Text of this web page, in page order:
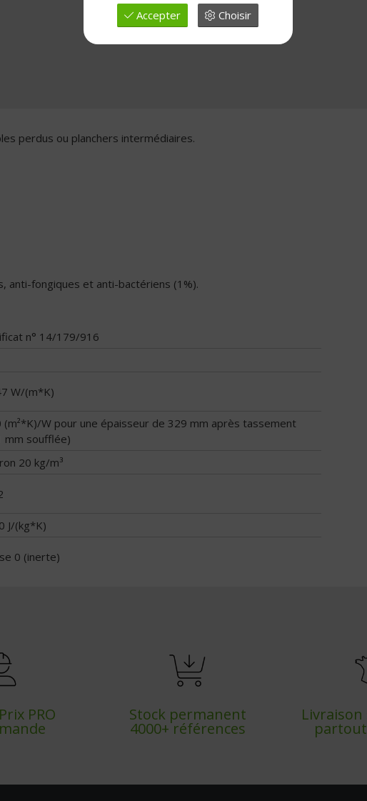
perdus ou planchers intermédiaires.
anti-fongiques et anti-bactériens (1%).
n° 14/179/916
W/(m*K)
(m²*K)/W pour une épaisseur de 329 mm après tassement
mm soufflée)
20 kg/m³
J/(kg*K)
0 (inerte)
PRO Stock permanent
4000+ références
Accepter Choisir